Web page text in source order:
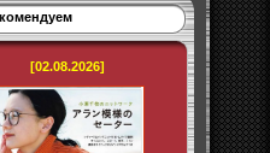
[02.08.2026]